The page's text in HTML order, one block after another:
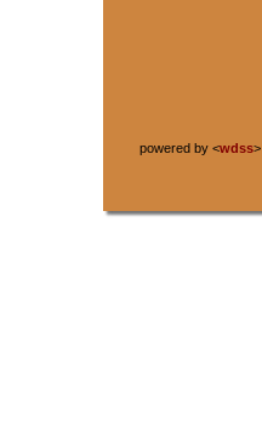
powered by <wdss>